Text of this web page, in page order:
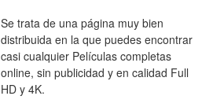
Se trata de una página muy bien
distribuida en la que puedes encontrar
casi cualquier Películas completas
online, sin publicidad y en calidad Full
HD y 4K.